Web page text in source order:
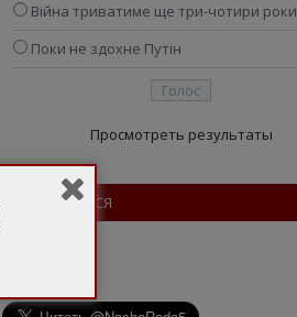
Війна триватиме ще три-чотири роки
Поки не здохне Путін
Просмотреть результаты
ПІДПИШІТЬСЯ